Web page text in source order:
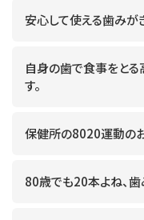
安心して使える歯みが
自身の歯で食事をとる
す。
保健所の8020運動のお
80歳でも20本よね、歯